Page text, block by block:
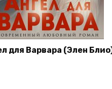
для Варвара (Элен